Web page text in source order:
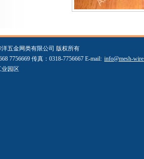
洋五金网类有限公司 版权所有
7756669 传真：0318-7756667 E-mail: info@mesh-
园区